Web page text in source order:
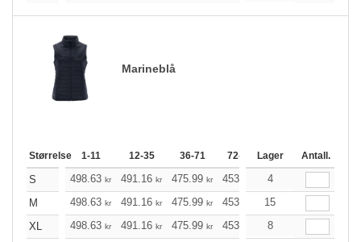
Marineblå
Størrelse 1-11 12-35 36-71 72-143 144-287
Lager Antall.
S 498.63 kr 491.16 kr 475.99 kr 453.36
4
M
498.63 kr 491.16 kr 475.99 kr 453.36 430.72
15
XL
498.63 kr 491.16 kr 475.99 kr 453.36
8